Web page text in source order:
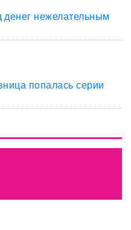
денег нежелательным
попалась серии